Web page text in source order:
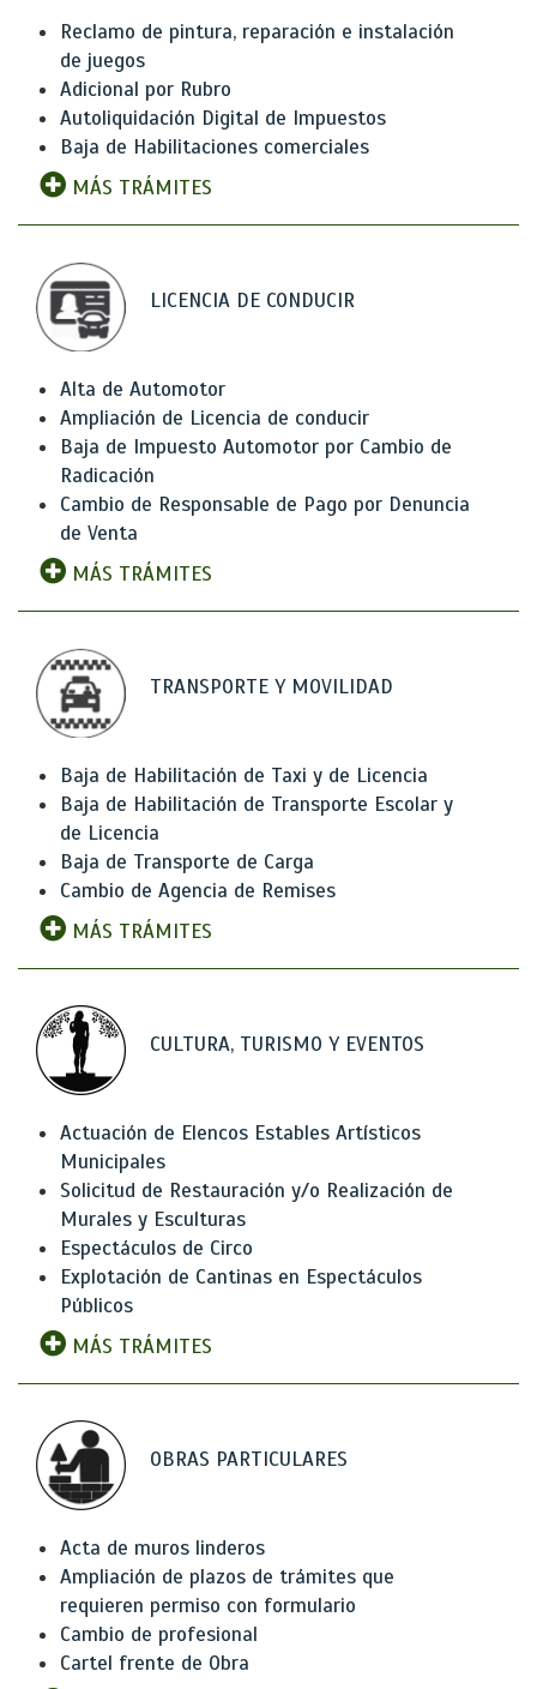
Reclamo de pintura, reparación e instalación
de juegos
Adicional por Rubro
Autoliquidación Digital de Impuestos
Baja de Habilitaciones comerciales
MÁS TRÁMITES
LICENCIA DE CONDUCIR
Alta de Automotor
Ampliación de Licencia de conducir
Baja de Impuesto Automotor por Cambio de
Radicación
Cambio de Responsable de Pago por Denuncia
de Venta
MÁS TRÁMITES
TRANSPORTE Y MOVILIDAD
Baja de Habilitación de Taxi y de Licencia
Baja de Habilitación de Transporte Escolar y
de Licencia
Baja de Transporte de Carga
Cambio de Agencia de Remises
MÁS TRÁMITES
CULTURA, TURISMO Y EVENTOS
Actuación de Elencos Estables Artísticos
Municipales
Solicitud de Restauración y/o Realización de
Murales y Esculturas
Espectáculos de Circo
Explotación de Cantinas en Espectáculos
Públicos
MÁS TRÁMITES
OBRAS PARTICULARES
Acta de muros linderos
Ampliación de plazos de trámites que
requieren permiso con formulario
Cambio de profesional
Cartel frente de Obra